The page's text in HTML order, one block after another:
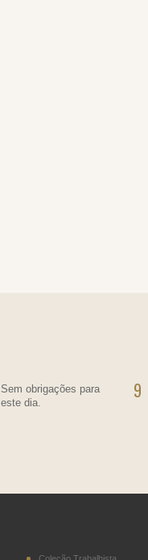
Sem obrigações para
este dia.
9